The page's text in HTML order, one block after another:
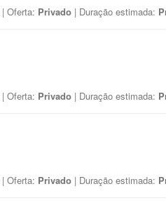
| Oferta: Privado | Duração estimada:
| Oferta: Privado | Duração estimada:
| Oferta: Privado | Duração estimada: